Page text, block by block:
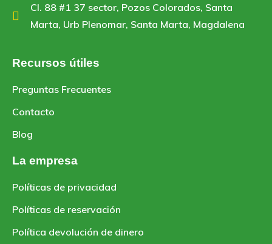
Cl. 88 #1 37 sector, Pozos Colorados, Santa
Marta, Urb Plenomar, Santa Marta, Magdalena
Recursos útiles
Preguntas Frecuentes
Contacto
Blog
La empresa
Políticas de privacidad
Políticas de reservación
Política devolución de dinero